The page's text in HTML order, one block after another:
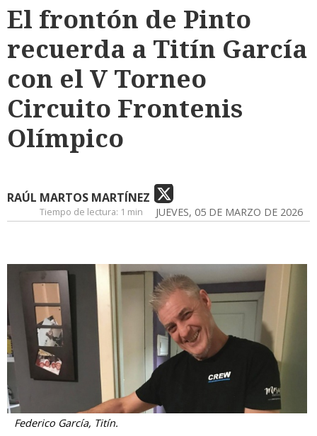
El frontón de Pinto
recuerda a Titín García
con el V Torneo
Circuito Frontenis
Olímpico
RAÚL MARTOS MARTÍNEZ
JUEVES, 05 DE MARZO DE 2026
Tiempo de lectura: 1 min
Federico García, Titín.